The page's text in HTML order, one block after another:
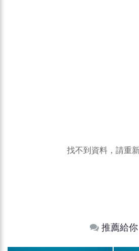
找不到資料，請重
推薦給你